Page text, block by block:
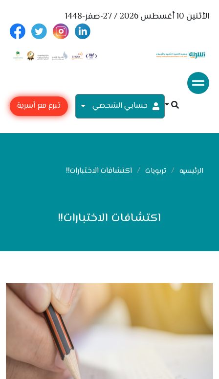
الأثنين 10 أغسطس 2026 / 27-صفر-1448
حسابي الشحصي تبرع مع أسرية
الرئيسيه تربويات اكتشافات الاختبارات!!
اكتشافات الاختبارات!!